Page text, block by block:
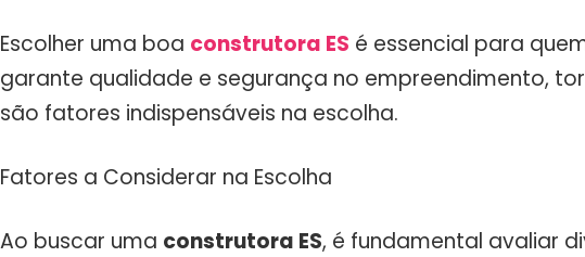
Escolher uma boa construtora ES é essencial para
garante qualidade e segurança no empreendimento,
são fatores indispensáveis na escolha.
Fatores a Considerar na Escolha
Ao buscar uma construtora ES, é fundamental avaliar